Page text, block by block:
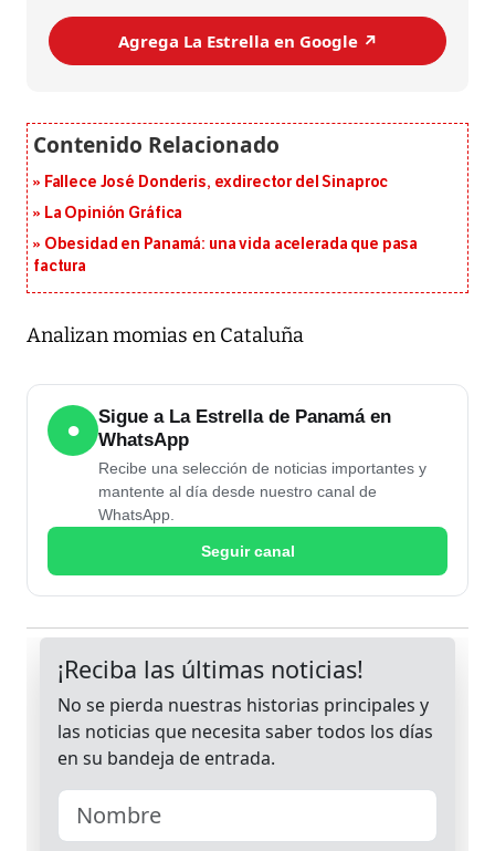
Agrega La Estrella en Google ↗️
Fallece José Donderis, exdirector del Sinaproc
La Opinión Gráfica
Obesidad en Panamá: una vida acelerada que pasa
factura
Analizan momias en Cataluña
●
Sigue a La Estrella de Panamá en
WhatsApp
Recibe una selección de noticias importantes y
mantente al día desde nuestro canal de
WhatsApp.
Seguir canal